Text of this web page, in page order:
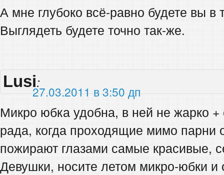
А мне глубоко всё-равно будете вы в
Выглядеть будете точно так-же.
Lusi:
27.03.2011 в 3:50 дп
Микро юбка удобна, в ней не жарко
рада, когда проходящие мимо парни
пожирают глазами самые красивые,
Девушки, носите летом микро-юбки и